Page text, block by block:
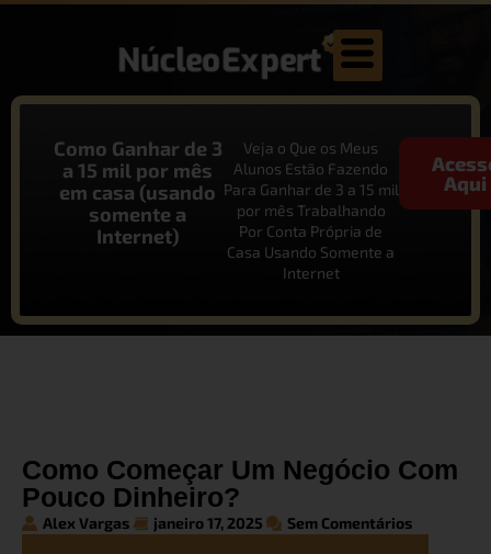
Como Ganhar de 3
a 15 mil por mês
em casa (usando
somente a
Internet)
Veja o Que os Meus
Alunos Estão Fazendo
Para Ganhar de 3 a 15 mil
por mês Trabalhando
Por Conta Própria de
Casa Usando Somente a
Internet
Aqui
Como Começar Um Negócio Com
Pouco Dinheiro?
Alex Vargas janeiro 17, 2025 Sem Comentários